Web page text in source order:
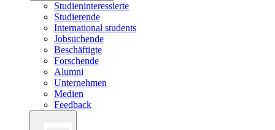
Studieninteressierte
Studierende
International students
Jobsuchende
Beschäftigte
Forschende
Alumni
Unternehmen
Medien
Feedback